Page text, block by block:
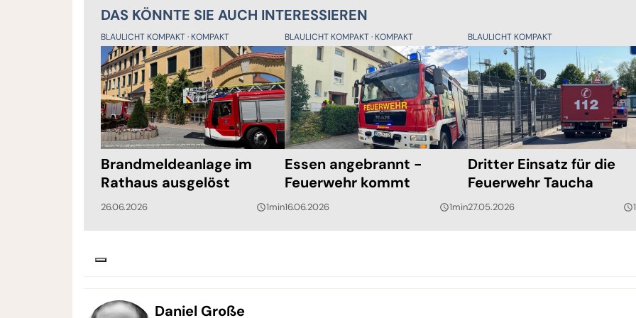
DAS KÖNNTE SIE AUCH INTERESSIEREN
BLAULICHT KOMPAKT KOMPAKT
Brandmeldeanlage im
Rathaus ausgelöst
26.06.2026 query_builder1min
BLAULICHT KOMPAKT KOMPAKT
Essen angebrannt -
Feuerwehr kommt
16.06.2026 query_builder1min
BLAULICHT KOMPAKT
Dritter Einsatz für die
Feuerwehr Taucha
27.05.2026 query_builder
Daniel Große